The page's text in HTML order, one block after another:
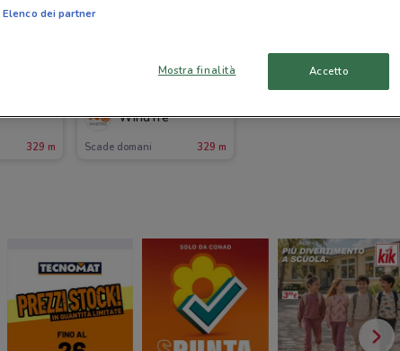
329 m
WindTre
Scade domani 329 m
Elenco dei partner
Mostra finalità Accetto